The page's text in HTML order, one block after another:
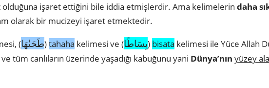
olduğuna işaret ettiğini bile iddia etmişlerdir. Ama kelimelerin daha
olarak bir mucizeyi işaret etmektedir.
(طَحَىٰهَا)tahaha kelimesi ve (بِسَاطًا) bisata kelimesi ile Yüce Allah
tüm canlıların üzerinde yaşadığı kabuğunu yani Dünya’nın yüzey